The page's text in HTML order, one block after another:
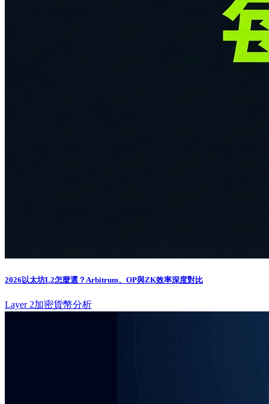
2026以太坊L2怎麼選？Arbitrum、OP與ZK效率深度對比
Layer 2加密貨幣分析